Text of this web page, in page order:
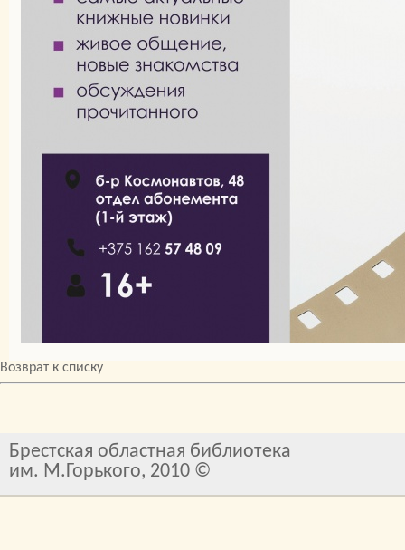
Возврат к списку
Брестская областная библиотека
им. М.Горького, 2010 ©